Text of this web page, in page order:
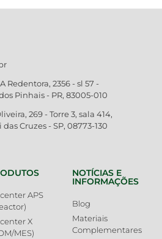
Redentora, 2356 - sl 57 -
Pinhais - PR, 83005-010
269 - Torre 3, sala 414,
Cruzes - SP, 08773-130
APS
X
MES)
NOTÍCIAS E
INFORMAÇÕES
Blog
Materiais
Complementares